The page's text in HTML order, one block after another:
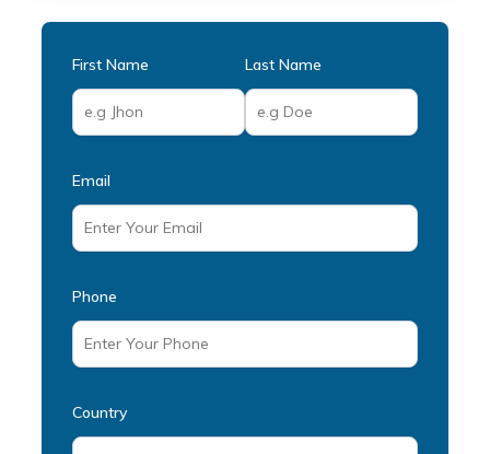
First Name Last Name
Email
Phone
Country